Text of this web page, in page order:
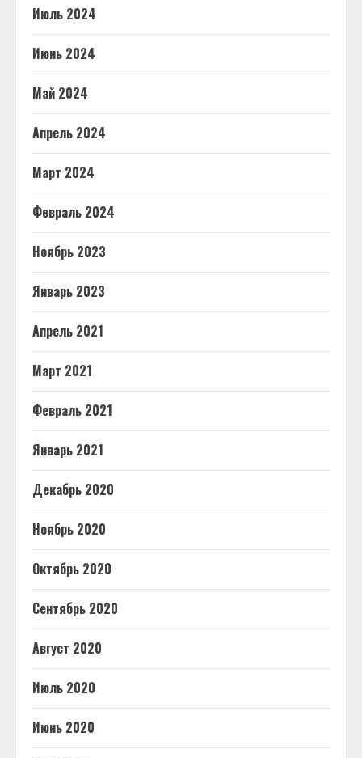
Июль 2024
Июнь 2024
Май 2024
Апрель 2024
Март 2024
Февраль 2024
Ноябрь 2023
Январь 2023
Апрель 2021
Март 2021
Февраль 2021
Январь 2021
Декабрь 2020
Ноябрь 2020
Октябрь 2020
Сентябрь 2020
Август 2020
Июль 2020
Июнь 2020